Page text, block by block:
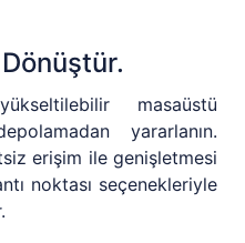
masaüstü
yararlanın.
erişim ile genişletmesi
noktası seçenekleriyle